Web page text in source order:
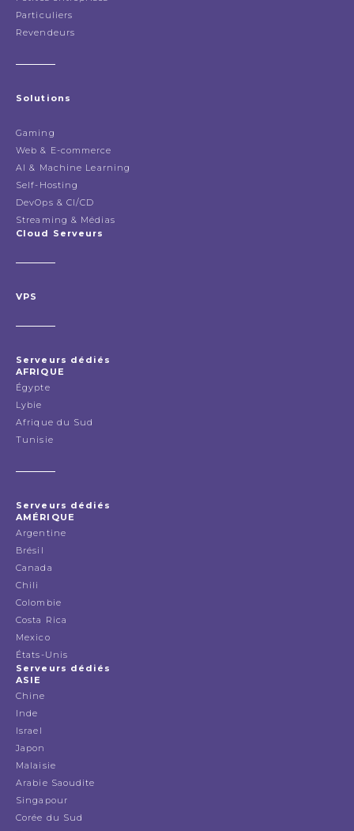
Particuliers
Revendeurs
Solutions
Gaming
Web & E-commerce
AI & Machine Learning
Self-Hosting
DevOps & CI/CD
Streaming & Médias
Cloud Serveurs
VPS
Serveurs dédiés
AFRIQUE
Égypte
Lybie
Afrique du Sud
Tunisie
Serveurs dédiés
AMÉRIQUE
Argentine
Brésil
Canada
Chili
Colombie
Costa Rica
Mexico
États-Unis
Serveurs dédiés
ASIE
Chine
Inde
Israel
Japon
Malaisie
Arabie Saoudite
Singapour
Corée du Sud